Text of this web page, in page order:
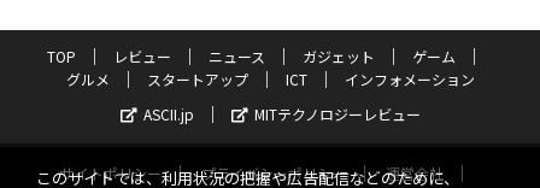
TOP レビュー ニュース ガジェット
ゲーム
グルメ
スタートアップ ICT
インフォメーション
ASCII.jp
MITテクノロジーレビュー
サイトポリシー プライバシーポリシー
運営会社
このサイトでは、利用状況の把握や広告配信などのために、